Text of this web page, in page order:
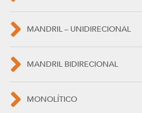
MANDRIL – UNIDIRECIONAL
MANDRIL BIDIRECIONAL
MONOLÍTICO